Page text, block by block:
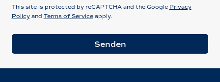
This site is protected by reCAPTCHA and the Google Privacy
Policyand Terms of Serviceapply.
Senden